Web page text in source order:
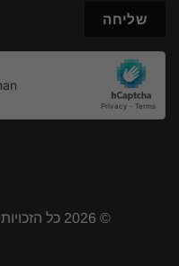
© 2026 כל הזכויות שמורות לאינטלקט ספרים